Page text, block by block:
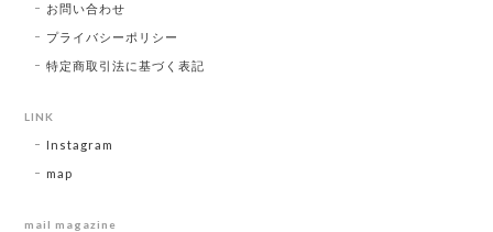
お問い合わせ
プライバシーポリシー
特定商取引法に基づく表記
LINK
Instagram
map
mail magazine